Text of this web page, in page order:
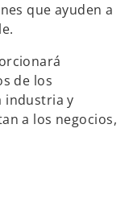
que ayuden a
de los
industria y
a los negocios,